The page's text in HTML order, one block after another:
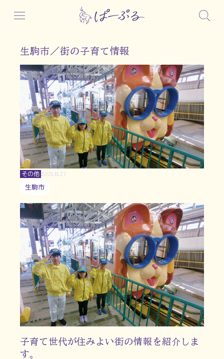
生駒市／街の子育て情報
その他 2021.11.27
生駒市
子育て世代が住みよい街の情報を紹介しま
す。